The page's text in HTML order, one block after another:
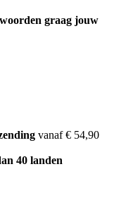
graag jouw
vanaf € 54,90
40 landen